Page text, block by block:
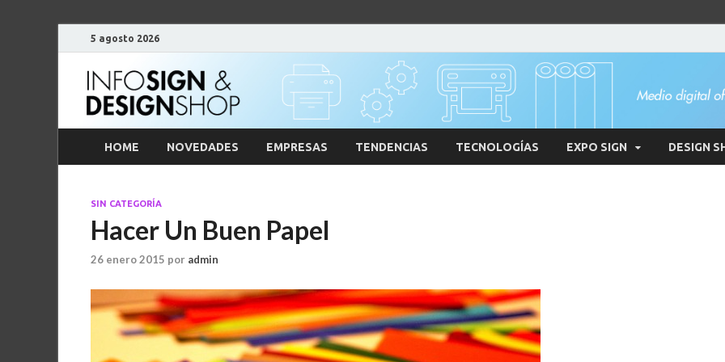
5 agosto 2026
HOME NOVEDADES EMPRESAS TENDENCIAS TECNOLOGÍAS EXPO SIGN DESIGN
SIN CATEGORÍA
Hacer Un Buen Papel
26 enero 2015 por admin